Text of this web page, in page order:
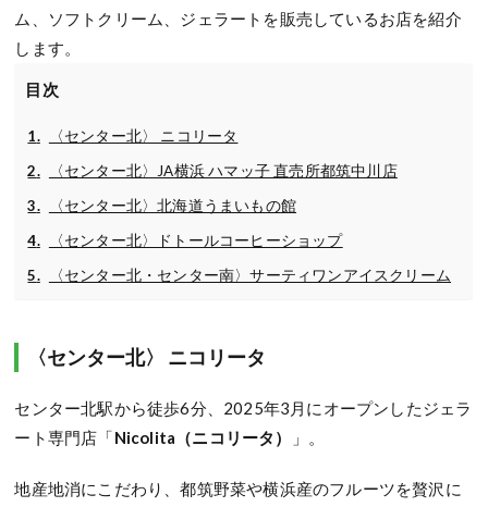
ム、ソフトクリーム、ジェラートを販売しているお店を紹介
します。
目次
〈センター北〉 ニコリータ
〈センター北〉JA横浜 ハマッ子 直売所都筑中川店
〈センター北〉北海道うまいもの館
〈センター北〉ドトールコーヒーショップ
〈センター北・センター南〉サーティワンアイスクリーム
〈センター北〉 ニコリータ
センター北駅から徒歩6分、2025年3月にオープンしたジェラ
ート専門店「Nicolita（ニコリータ） 」。
地産地消にこだわり、都筑野菜や横浜産のフルーツを贅沢に